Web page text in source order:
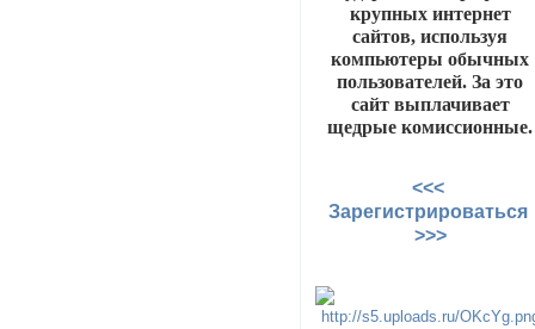
крупных интернет
сайтов, используя
компьютеры обычных
пользователей. За это
сайт выплачивает
щедрые комиссионные.
<<<
Зарегистрироваться
>>>